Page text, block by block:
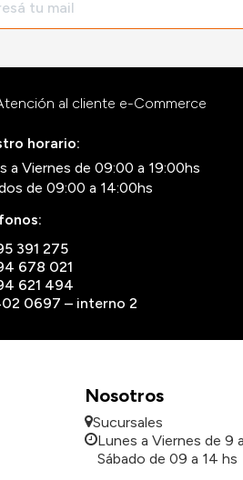
al cliente e-Commerce
horario:
a Viernes de 09:00 a 19:00hs
de 09:00 a 14:00hs
391 275
678 021
621 494
0697 – interno 2
Nosotros
Sucursales
Lunes a Viernes de 9
Sábado de 09 a 14 hs